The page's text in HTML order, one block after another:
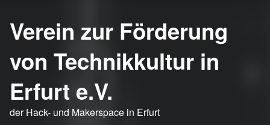
Verein zur Förderung
von Technikkultur in
Erfurt e.V.
der Hack- und Makerspace in Erfurt